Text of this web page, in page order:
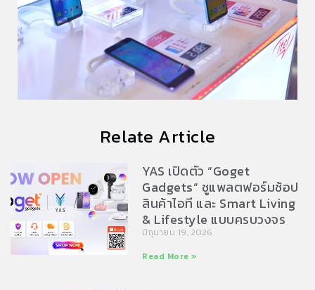
Relate Article
YAS เปิดตัว “Goget
Gadgets” ชูแพลตฟอร์มช้อป
สินค้าไอที และ Smart Living
& Lifestyle แบบครบวงจร
มิถุนายน 19, 2026
Read More »